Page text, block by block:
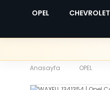
OPEL CHEVROLET
Anasayfa OPEL